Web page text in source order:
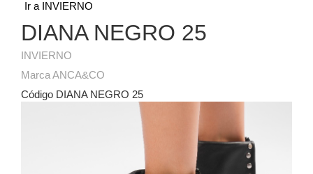
Ir a INVIERNO
DIANA NEGRO 25
INVIERNO
Marca ANCA&CO
Código DIANA NEGRO 25